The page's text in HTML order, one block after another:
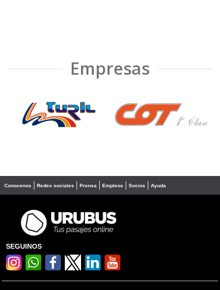
Empresas
❮ ❯
Conocenos Redes sociales Prensa Empleos Socios Ayuda
SEGUINOS